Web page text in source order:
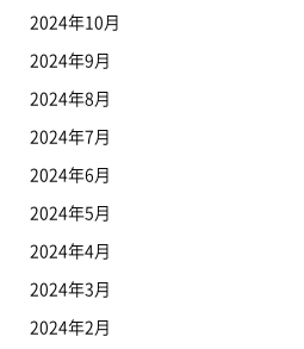
2024年10月
2024年9月
2024年8月
2024年7月
2024年6月
2024年5月
2024年4月
2024年3月
2024年2月